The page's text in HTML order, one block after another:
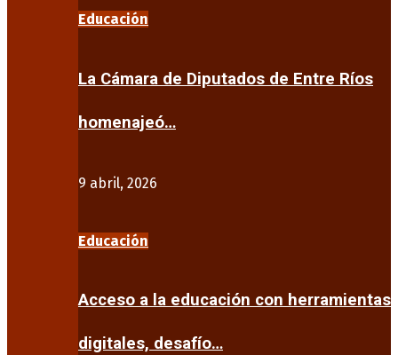
Educación
La Cámara de Diputados de Entre Ríos
homenajeó…
9 abril, 2026
Educación
Acceso a la educación con herramientas
digitales, desafío…